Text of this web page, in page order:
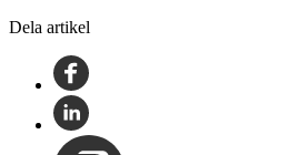
Dela artikel